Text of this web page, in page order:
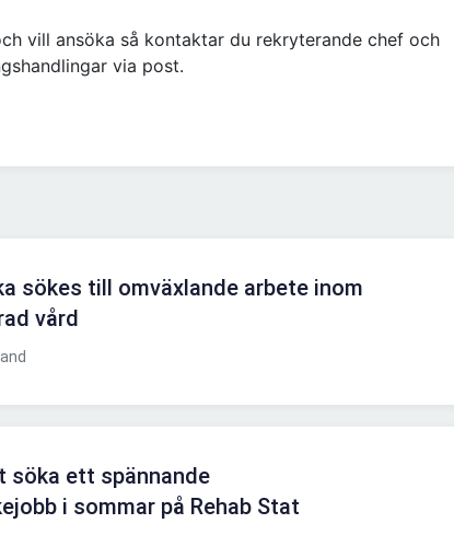
vill ansöka så kontaktar du rekryterande chef och
via post.
sökes till omväxlande arbete inom
vård
söka ett spännande
i sommar på Rehab Stat